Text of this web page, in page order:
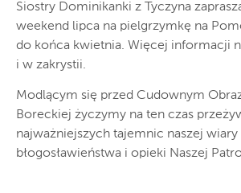
Siostry Dominikanki z Tyczyna
weekend lipca na pielgrzymkę na
do końca kwietnia. Więcej informacji
i w zakrystii.
Modlącym się przed Cudownym
Boreckiej życzymy na ten czas
najważniejszych tajemnic naszej
błogosławieństwa i opieki Naszej